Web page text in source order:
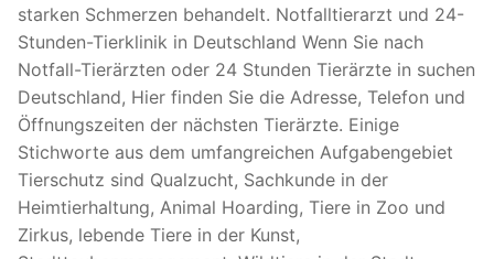
starken Schmerzen behandelt. Notfalltierarzt und 24-
Stunden-Tierklinik in Deutschland Wenn Sie nach
Notfall-Tierärzten oder 24 Stunden Tierärzte in suchen
Deutschland, Hier finden Sie die Adresse, Telefon und
Öffnungszeiten der nächsten Tierärzte. Einige
Stichworte aus dem umfangreichen Aufgabengebiet
Tierschutz sind Qualzucht, Sachkunde in der
Heimtierhaltung, Animal Hoarding, Tiere in Zoo und
Zirkus, lebende Tiere in der Kunst,